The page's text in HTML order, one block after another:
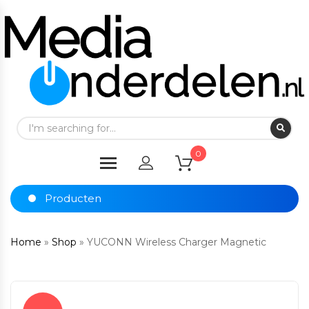
0
Producten
Home » Shop » YUCONN Wireless Charger Magnetic